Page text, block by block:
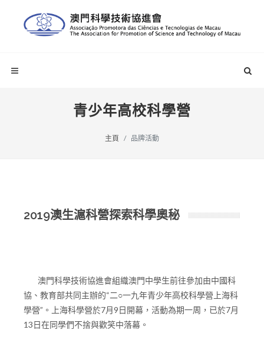
青少年高校科學營
主頁 品牌活動
2019澳生滬科營探索科學奧秘
澳門科學技術協進會組織澳門中學生前往參加由中國科
協、教育部共同主辦的“二○一九年青少年高校科學營上海科
學營”。上海科學營於7月9日開幕，活動為期一周，已於7月
13日在同學們不捨與歡笑中落幕。